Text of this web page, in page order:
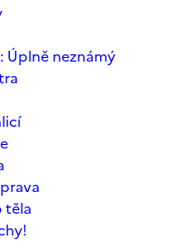
Úplně neznámý
těla